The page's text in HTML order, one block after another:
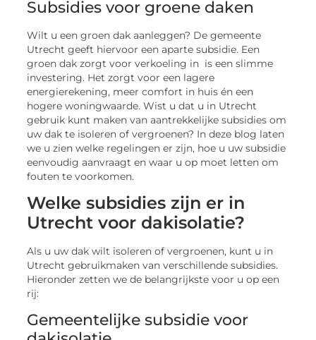
Subsidies voor groene daken
Wilt u een groen dak aanleggen? De gemeente
Utrecht geeft hiervoor een aparte subsidie. Een
groen dak zorgt voor verkoeling in is een slimme
investering. Het zorgt voor een lagere
energierekening, meer comfort in huis én een
hogere woningwaarde. Wist u dat u in Utrecht
gebruik kunt maken van aantrekkelijke subsidies om
uw dak te isoleren of vergroenen? In deze blog laten
we u zien welke regelingen er zijn, hoe u uw subsidie
eenvoudig aanvraagt en waar u op moet letten om
fouten te voorkomen.
Welke subsidies zijn er in
Utrecht voor dakisolatie?
Als u uw dak wilt isoleren of vergroenen, kunt u in
Utrecht gebruikmaken van verschillende subsidies.
Hieronder zetten we de belangrijkste voor u op een
rij:
Gemeentelijke subsidie voor